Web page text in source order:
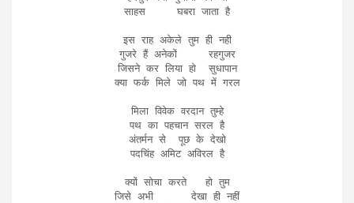
साहस     घबरा जाता है
इस राह अकेले तुम ही नही
गुजरे हैं अनेकों     रहगुजर
जिसने कर लिया हो  सुधापान
क्या फर्क मिले जो पथ में गरल
मिला विवेक वरदान तुम्हे
पथ का पहचान सरल है
अंतर्मन से  पूछ के देखो
पदचिंह अमिट अविरल है
क्यों सोचा करते   हो तुम
जिसे अभी      देखा ही नहीं